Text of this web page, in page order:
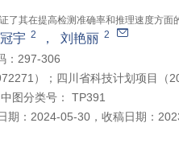
了其在提高检测准确率和推理速度方面
宇 2 ， 刘艳丽 2
：297-306
）；四川省科技计划项目（
中图分类号：
TP391
期： 2024-05-30 ， 收稿日期：